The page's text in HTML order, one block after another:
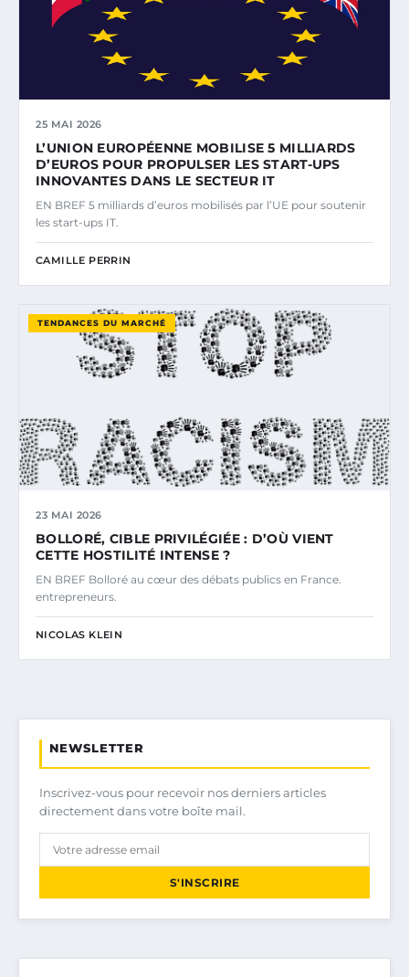
25 MAI 2026
L’UNION EUROPÉENNE MOBILISE 5 MILLIARDS
D’EUROS POUR PROPULSER LES START-UPS
INNOVANTES DANS LE SECTEUR IT
EN BREF 5 milliards d’euros mobilisés par l’UE pour soutenir
les start-ups IT.
CAMILLE PERRIN
TENDANCES DU MARCHÉ
23 MAI 2026
BOLLORÉ, CIBLE PRIVILÉGIÉE : D’OÙ VIENT
CETTE HOSTILITÉ INTENSE ?
EN BREF Bolloré au cœur des débats publics en France.
entrepreneurs.
NICOLAS KLEIN
NEWSLETTER
Inscrivez-vous pour recevoir nos derniers articles
directement dans votre boîte mail.
S'INSCRIRE